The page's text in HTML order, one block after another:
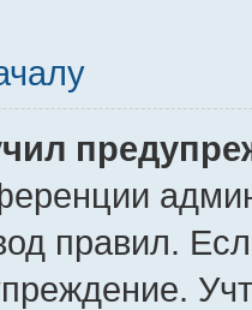
правил.